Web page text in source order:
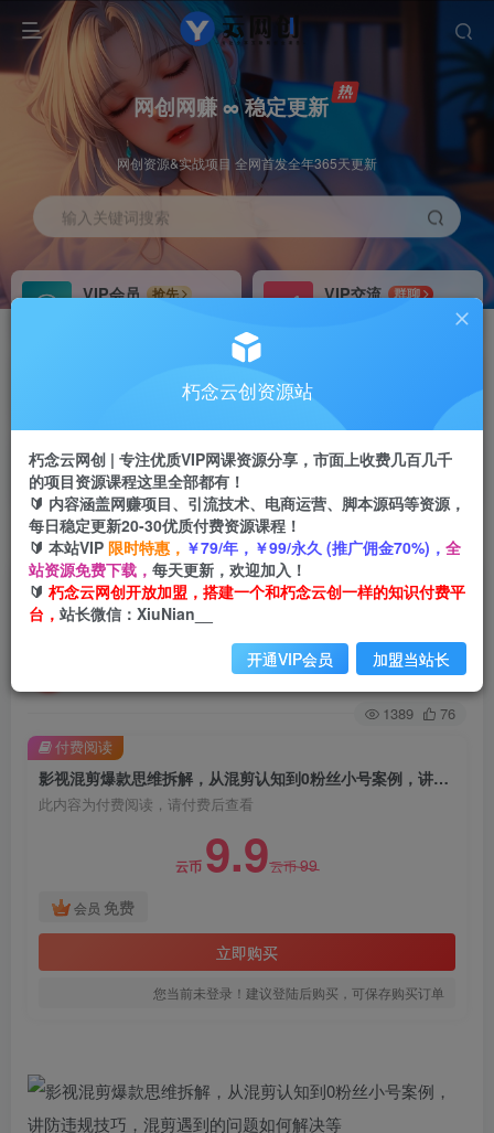
网创网赚 ∞ 稳定更新
网创资源&实战项目 全网首发全年365天更新
输入关键词搜索
VIP会员
抢先
VIP交流
群聊
研究探讨更多创业项目路子。
会员专属推广链接
搭建同款网站，自己当老板
四导航 导航
APP下载
GO
首页 创业课程 会员免费 正文
影视混剪爆款思维拆解，从混剪认知到0粉丝小号
案例，讲防违规技巧，混剪遇到的问题如何解决等
关注 私信
1389 76
影视混剪爆款思维拆解，从混剪认知到0粉丝小号案例，讲防违规技巧，混剪遇到的问题如何解决等
此内容为付费阅读，请付费后查看
云币 9.9云币99
会员 免费
立即购买
您当前未登录！建议登陆后购买，可保存购买订单
付费阅读
朽念云创资源站
朽念云网创 | 专注优质VIP网课资源分享，市面上收费几百几千
的项目资源课程这里全部都有！
🔰 内容涵盖网赚项目、引流技术、电商运营、脚本源码等资源，
每日稳定更新20-30优质付费资源课程！
🔰 本站VIP 限时特惠， ￥79/年，￥99/永久 (推广佣金70%)， 全
站资源免费下载， 每天更新，欢迎加入！
🔰 朽念云网创开放加盟，搭建一个和朽念云创一样的知识付费平
台， 站长微信：XiuNian__
开通VIP会员 加盟当站长